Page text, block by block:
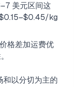
美元区间这
kg
格差加运费优
和以分切为主的